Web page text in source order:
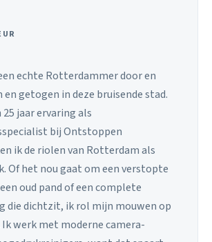
echte Rotterdammer door en
en getogen in deze bruisende stad.
jaar ervaring als
bij Ontstoppen
ik de riolen van Rotterdam als
Of het nou gaat om een verstopte
oud pand of een complete
die dichtzit, ik rol mijn mouwen op
werk met moderne camera-